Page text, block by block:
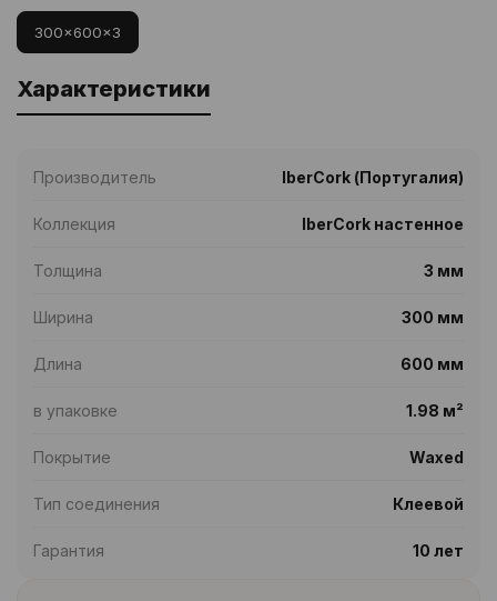
300x600x3
Характеристики
Производитель IberCork (Португалия)
Коллекция IberCork настенное
Толщина 3 мм
Ширина 300 мм
Длина 600 мм
в упаковке 1.98 м²
Покрытие Waxed
Тип соединения Клеевой
Гарантия 10 лет